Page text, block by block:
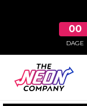
00
DAGE